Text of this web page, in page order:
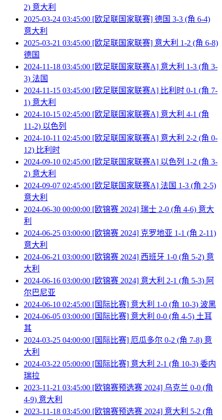
2) 意大利
2025-03-24 03:45:00 [欧足联国家联赛] 德国 3-3 (角 6-4)
意大利
2025-03-21 03:45:00 [欧足联国家联赛] 意大利 1-2 (角 6-8)
德国
2024-11-18 03:45:00 [欧足联国家联赛A] 意大利 1-3 (角 3-
3) 法国
2024-11-15 03:45:00 [欧足联国家联赛A] 比利时 0-1 (角 7-
1) 意大利
2024-10-15 02:45:00 [欧足联国家联赛A] 意大利 4-1 (角
11-2) 以色列
2024-10-11 02:45:00 [欧足联国家联赛A] 意大利 2-2 (角 0-
12) 比利时
2024-09-10 02:45:00 [欧足联国家联赛A] 以色列 1-2 (角 3-
2) 意大利
2024-09-07 02:45:00 [欧足联国家联赛A] 法国 1-3 (角 2-5)
意大利
2024-06-30 00:00:00 [欧锦赛 2024] 瑞士 2-0 (角 4-6) 意大
利
2024-06-25 03:00:00 [欧锦赛 2024] 克罗地亚 1-1 (角 2-11)
意大利
2024-06-21 03:00:00 [欧锦赛 2024] 西班牙 1-0 (角 5-2) 意
大利
2024-06-16 03:00:00 [欧锦赛 2024] 意大利 2-1 (角 5-3) 阿
尔巴尼亚
2024-06-10 02:45:00 [国际比赛] 意大利 1-0 (角 10-3) 波黑
2024-06-05 03:00:00 [国际比赛] 意大利 0-0 (角 4-5) 土耳
其
2024-03-25 04:00:00 [国际比赛] 厄瓜多尔 0-2 (角 7-8) 意
大利
2024-03-22 05:00:00 [国际比赛] 意大利 2-1 (角 10-3) 委内
瑞拉
2023-11-21 03:45:00 [欧锦赛预选赛 2024] 乌克兰 0-0 (角
4-9) 意大利
2023-11-18 03:45:00 [欧锦赛预选赛 2024] 意大利 5-2 (角